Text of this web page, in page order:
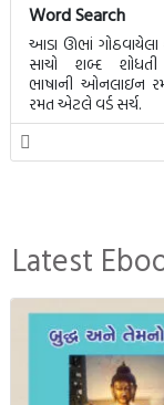
Word Search
આડા ઊભાં ગોઠવાયેલા
સાચો શબ્દ શોધતી
ભાષાની ઓનલાઇન
રમત એટલે વર્ડ સર્ચ.
Latest